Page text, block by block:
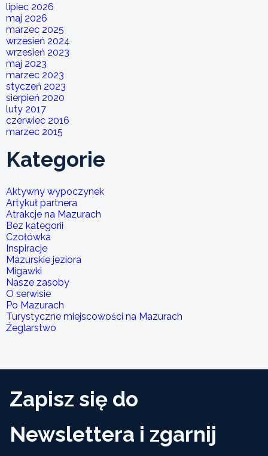
lipiec 2026
maj 2026
marzec 2025
wrzesień 2024
wrzesień 2023
maj 2023
marzec 2023
styczeń 2023
sierpień 2020
luty 2017
czerwiec 2016
marzec 2015
Kategorie
Aktywny wypoczynek
Artykuł partnera
Atrakcje na Mazurach
Bez kategorii
Czołówka
Inspiracje
Mazurskie jeziora
Migawki
Nasze zasoby
O serwisie
Po Mazurach
Turystyczne miejscowości na Mazurach
Żeglarstwo
Zapisz się do
Newslettera i zgarnij